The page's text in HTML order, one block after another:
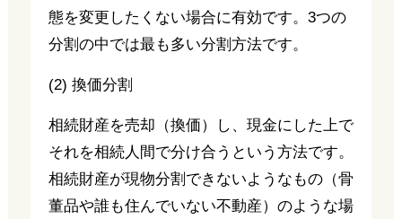
態を変更したくない場合に有効です。3つの
分割の中では最も多い分割方法です。
(2) 換価分割
相続財産を売却（換価）し、現金にした上で
それを相続人間で分け合うという方法です。
相続財産が現物分割できないようなもの（骨
董品や誰も住んでいない不動産）のような場